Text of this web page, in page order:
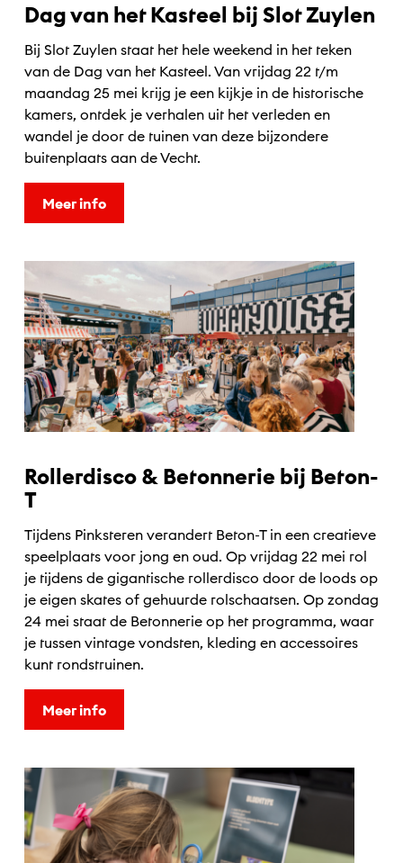
Dag van het Kasteel bij Slot Zuylen
Bij Slot Zuylen staat het hele weekend in het teken
van de Dag van het Kasteel. Van vrijdag 22 t/m
maandag 25 mei krijg je een kijkje in de historische
kamers, ontdek je verhalen uit het verleden en
wandel je door de tuinen van deze bijzondere
buitenplaats aan de Vecht.
Meer info
Rollerdisco & Betonnerie bij Beton-
T
Tijdens Pinksteren verandert Beton-T in een creatieve
speelplaats voor jong en oud. Op vrijdag 22 mei rol
je tijdens de gigantische rollerdisco door de loods op
je eigen skates of gehuurde rolschaatsen. Op zondag
24 mei staat de Betonnerie op het programma, waar
je tussen vintage vondsten, kleding en accessoires
kunt rondstruinen.
Meer info